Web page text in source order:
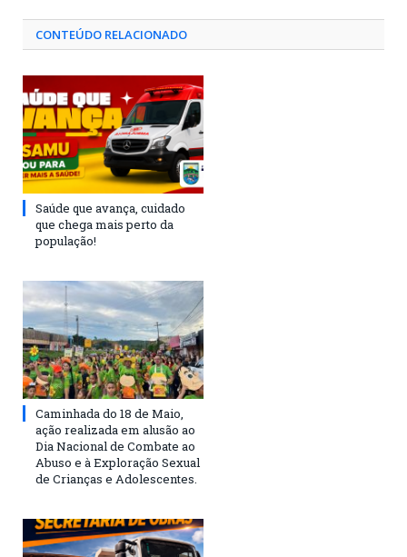
CONTEÚDO RELACIONADO
Saúde que avança, cuidado
que chega mais perto da
população!
Caminhada do 18 de Maio,
ação realizada em alusão ao
Dia Nacional de Combate ao
Abuso e à Exploração Sexual
de Crianças e Adolescentes.